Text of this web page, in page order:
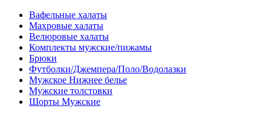
Вафельные халаты
Махровые халаты
Велюровые халаты
Комплекты мужские/пижамы
Брюки
Футболки/Джемпера/Поло/Водолазки
Мужское Нижнее белье
Мужские толстовки
Шорты Мужские